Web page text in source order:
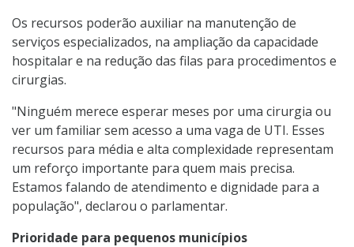
Os recursos poderão auxiliar na manutenção de
serviços especializados, na ampliação da capacidade
hospitalar e na redução das filas para procedimentos e
cirurgias.
"Ninguém merece esperar meses por uma cirurgia ou
ver um familiar sem acesso a uma vaga de UTI. Esses
recursos para média e alta complexidade representam
um reforço importante para quem mais precisa.
Estamos falando de atendimento e dignidade para a
população", declarou o parlamentar.
Prioridade para pequenos municípios